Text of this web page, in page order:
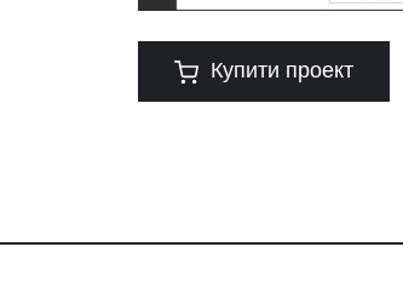
Купити проект